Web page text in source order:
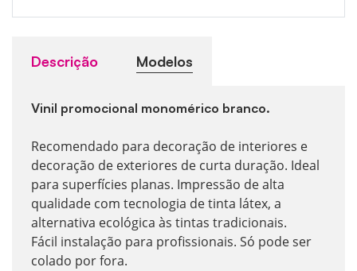
Descrição Modelos
Vinil promocional monomérico branco.
Recomendado para decoração de interiores e
decoração de exteriores de curta duração. Ideal
para superfícies planas. Impressão de alta
qualidade com tecnologia de tinta látex, a
alternativa ecológica às tintas tradicionais.
Fácil instalação para profissionais. Só pode ser
colado por fora.